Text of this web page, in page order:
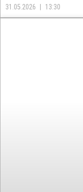
31.05.2026 13:30